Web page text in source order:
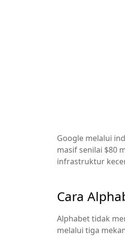
Google melalui
masif senilai $80
infrastruktur
Cara
Alphabet tidak
melalui tiga